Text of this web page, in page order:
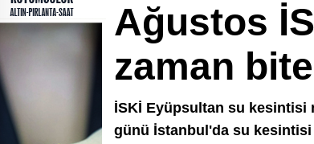
Ağustos
zaman
İSKİ Eyüpsultan su kesintisi
günü İstanbul'da su